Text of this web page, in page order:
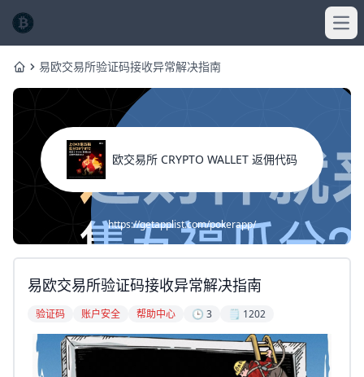
Home易欧交易所验证码接收异常解决指南
欧交易所 CRYPTO WALLET 返佣代码
https://getapplist.com/pokerapp/
易欧交易所验证码接收异常解决指南
验证码 账户安全 帮助中心 🕒 3 🗒️ 1202